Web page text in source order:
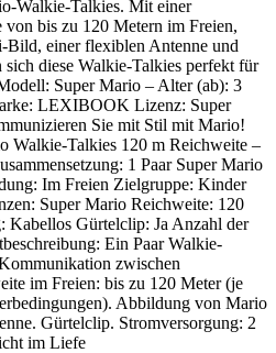
Walkie-Talkies. Mit einer
von bis zu 120 Metern im Freien,
einer flexiblen Antenne und
diese Walkie-Talkies perfekt für
Super Mario – Alter (ab): 3
LEXIBOOK Lizenz: Super
Sie mit Stil mit Mario!
Walkie-Talkies 120 m Reichweite –
1 Paar Super Mario
Im Freien Zielgruppe: Kinder
Super Mario Reichweite: 120
Kabellos Gürtelclip: Ja Anzahl der
Ein Paar Walkie-
zwischen
im Freien: bis zu 120 Meter (je
Abbildung von Mario
Gürtelclip. Stromversorgung: 2
im Liefe